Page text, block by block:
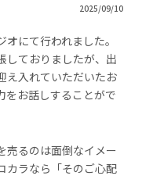
2025/09/10
にて行われました。
しておりましたが、出
え入れていただいたお
をお話しすることがで
売るのは面倒なイメー
カラなら「そのご心配